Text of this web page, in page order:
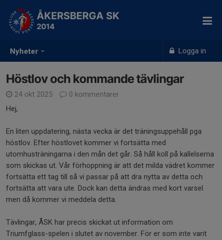
Nyheter Logga in
ÅKERSBERGA SK
2014
Höstlov och kommande tävlingar
24 okt 2025
0 kommentarer
Hej,
En liten uppdatering, nästa vecka är det träningsuppehåll pga
höstlov. Efter höstlovet kommer vi fortsätta med
utomhusträningarna i den mån det går. Så håll koll på kallelserna
som skickas ut. Vår förhoppning är att det milda vädret kommer
fortsätta ett tag till så vi passar på att dra nytta av detta och
fortsätta att vara ute. Dock kan detta ändras med kort varsel
men då kommer vi meddela detta.
Tävlingar, ÅSK har precis skickat ut information om
Triumfglass-spelen i slutet av november. För er som inte varit